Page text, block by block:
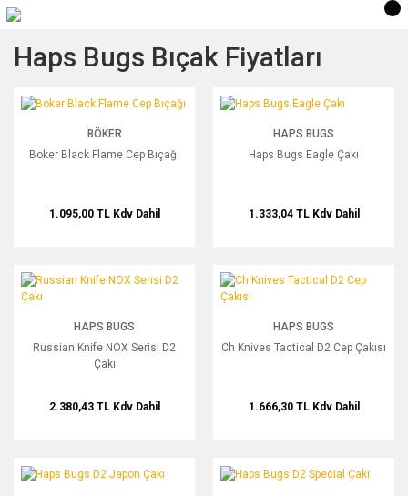
Haps Bugs Bıçak Fiyatları
Boker Black Flame Cep Bıçağı
BÖKER
Boker Black Flame Cep Bıçağı
1.095,00 TL Kdv Dahil
Haps Bugs Eagle Çakı
HAPS BUGS
Haps Bugs Eagle Çakı
1.333,04 TL Kdv Dahil
Russian Knife NOX Serisi D2 Çakı
HAPS BUGS
Russian Knife NOX Serisi D2
Çakı
2.380,43 TL Kdv Dahil
Ch Knives Tactical D2 Cep Çakısı
HAPS BUGS
Ch Knives Tactical D2 Cep Çakısı
1.666,30 TL Kdv Dahil
Haps Bugs D2 Japon Çakı Haps Bugs D2 Special Çakı